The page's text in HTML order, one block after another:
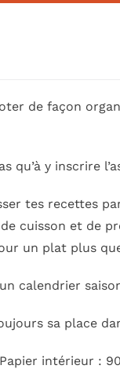
de façon
qu’à y inscrire
tes recettes
cuisson et de
un plat plus
calendrier
sa place
intérieur :